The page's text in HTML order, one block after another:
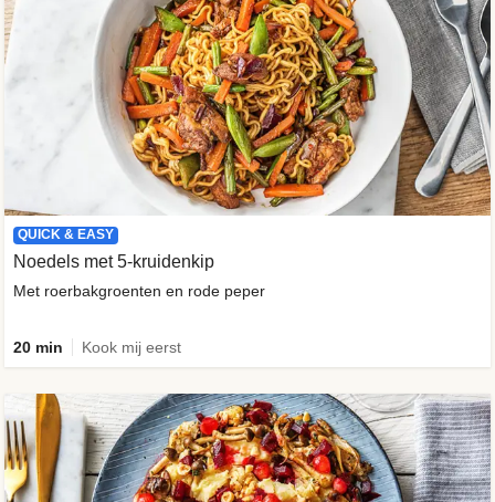
QUICK & EASY
Noedels met 5-kruidenkip
Met roerbakgroenten en rode peper
20 min Kook mij eerst